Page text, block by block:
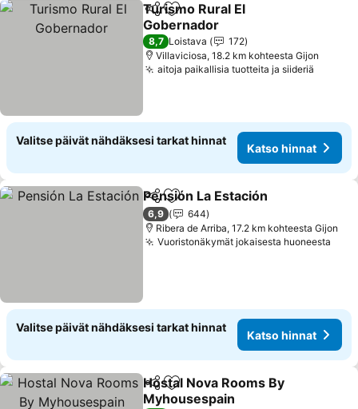
Jaa Lisää suosikkeihin
Turismo Rural El
Gobernador
Katso hinnat
8,7 Loistava
172
Villaviciosa, 18.2 km kohteesta Gijon
aitoja paikallisia tuotteita ja siideriä
Valitse päivät nähdäksesi tarkat hinnat
Katso hinnat
Jaa Lisää suosikkeihin
Pensión La Estación
6,9
644
Ribera de Arriba, 17.2 km kohteesta Gijon
Vuoristonäkymät jokaisesta huoneesta
Valitse päivät nähdäksesi tarkat hinnat
Katso hinnat
Jaa Lisää suosikkeihin
Hostal Nova Rooms By
Myhousespain